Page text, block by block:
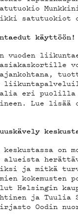
satutuokiot
käyttöön!
vuoden
eri puolilla
Lue lisää
on
alueista
ja mitkä
Helsingin
ja Tuulia
Oodin